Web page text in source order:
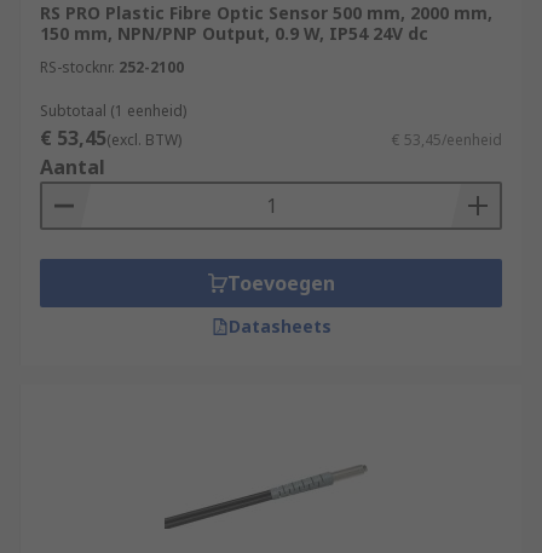
RS PRO Plastic Fibre Optic Sensor 500 mm, 2000 mm,
150 mm, NPN/PNP Output, 0.9 W, IP54 24V dc
RS-stocknr. 252-2100
Subtotaal (1 eenheid)
€ 53,45(excl. BTW) € 53,45/eenheid
Aantal
Toevoegen
Datasheets